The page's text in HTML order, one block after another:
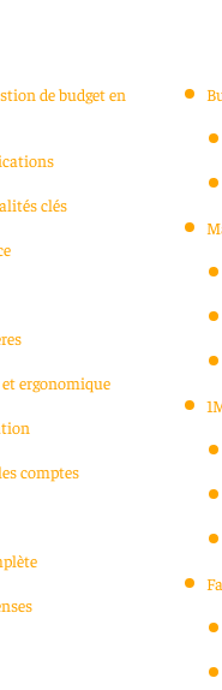
de budget en
clés
ergonomique
comptes